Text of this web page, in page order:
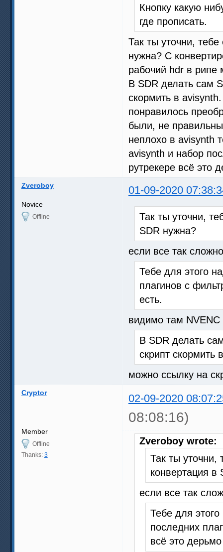
Кнопку какую
где прописать.
Так ты уточни,
нужна? С
рабочий hdr в рипе
В SDR делать сам
скормить в
понравилось
были, не
неплохо в avisynth
avisynth и набор
рутрекере всё это
Zveroboy 01-09-2020
Novice
Offline
Так ты уточни,
SDR нужна?
если все так
Тебе для этого
плагинов с
есть.
видимо там NVENС
В SDR делать
скрипт скормить
можно ссылку на
Cryptor 02-09-2020
08:08:16)
Member
Offline
Thanks: 3
Zveroboy wrote:
Так ты уточни,
конвертация в
если все так
Тебе для
последних
всё это дерьмо